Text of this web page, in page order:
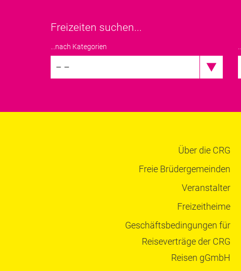
Freizeiten suchen...
...nach Kategorien
– –
Über die CRG
Freie Brüdergemeinden
Veranstalter
Freizeitheime
Geschäftsbedingungen für
Reiseverträge der CRG
Reisen gGmbH